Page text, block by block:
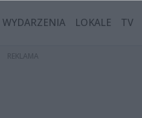
WYDARZENIA LOKALE TV